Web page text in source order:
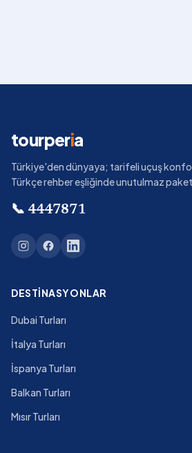
tourperia
Türkiye'den dünyaya; tarifeli uçuş
Türkçe rehber eşliğinde unutulmaz
📞 4447871
DESTINASYONLAR
Dubai Turları
İtalya Turları
İspanya Turları
Balkan Turları
Mısır Turları